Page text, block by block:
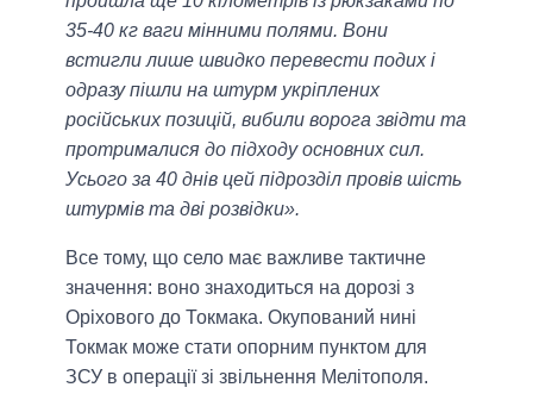
35-40 кг ваги мінними полями. Вони
встигли лише швидко перевести подих і
одразу пішли на штурм укріплених
російських позицій, вибили ворога звідти та
протрималися до підходу основних сил.
Усього за 40 днів цей підрозділ провів шість
штурмів та дві розвідки».
Все тому, що село має важливе тактичне
значення: воно знаходиться на дорозі з
Оріхового до Токмака. Окупований нині
Токмак може стати опорним пунктом для
ЗСУ в операції зі звільнення Мелітополя.